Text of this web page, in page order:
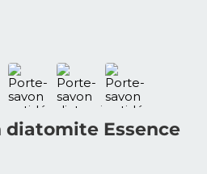
diatomite Essence